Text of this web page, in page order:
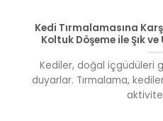
Kedi Tırmalamasına
Koltuk Döşeme ile Şık
Kediler, doğal içgüdüleri
duyarlar. Tırmalama,